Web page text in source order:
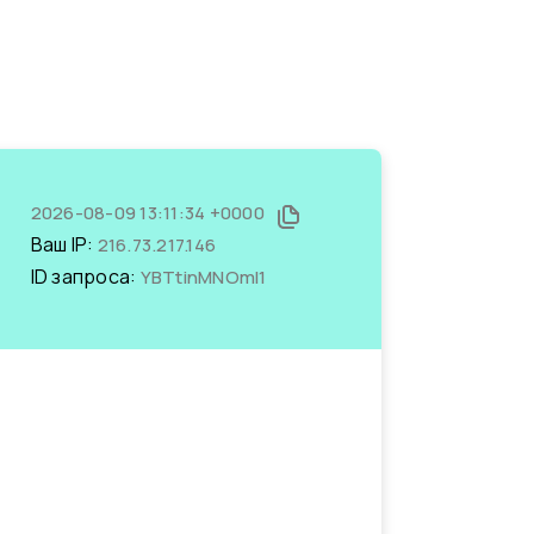
2026-08-09 13:11:34 +0000
Ваш IP: 216.73.217.146
ID запроса: YBTtinMNOmI1